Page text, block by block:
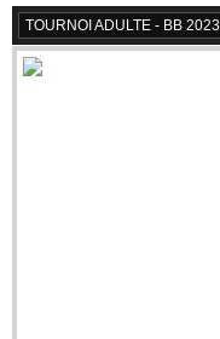
TOURNOI ADULTE - BB 2023